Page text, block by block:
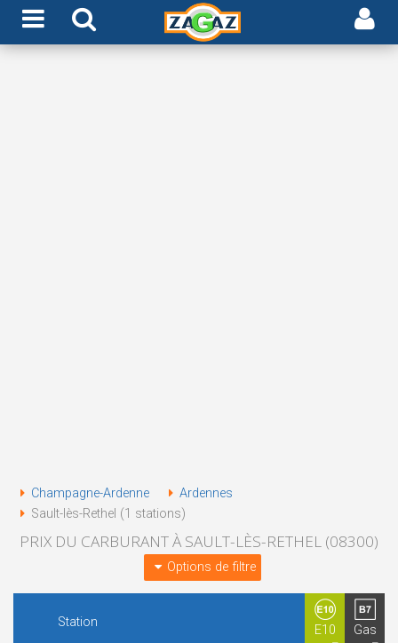
Champagne-Ardenne
Ardennes
Sault-lès-Rethel (1 stations)
PRIX DU CARBURANT À SAULT-LÈS-RETHEL (08300)
Options de filtre
Station
E10 Gas